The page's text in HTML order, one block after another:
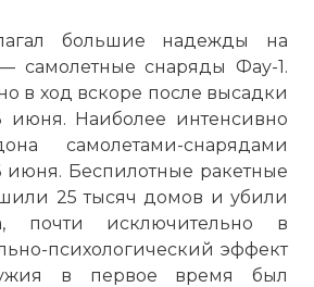
большие надежды на
самолетные снаряды Фау-1.
в ход вскоре после высадки
Наиболее интенсивно
самолетами-снарядами
июня. Беспилотные ракетные
25 тысяч домов и убили
почти исключительно в
психологический эффект
в первое время был